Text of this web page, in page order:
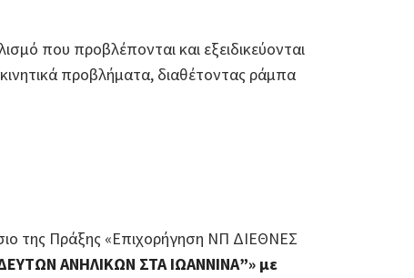
που προβλέπονται και εξειδικεύονται
προβλήματα, διαθέτοντας ράμπα
της Πράξης «Επιχορήγηση ΝΠ ΔΙΕΘΝΕΣ
ΑΝΗΛΙΚΩΝ ΣΤΑ ΙΩΑΝΝΙΝΑ”» με